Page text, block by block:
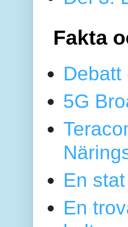
Fakta
5G
En
En